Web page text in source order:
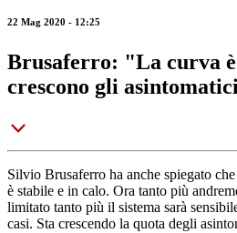
22 Mag 2020 - 12:25
Brusaferro: "La curva
crescono gli
Silvio Brusaferro ha anche spiegato
è stabile e in calo. Ora tanto più
limitato tanto più il sistema sarà
casi. Sta crescendo la quota degli